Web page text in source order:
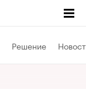
Решение